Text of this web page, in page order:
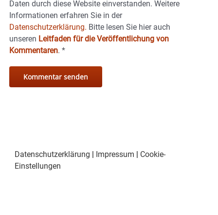
Daten durch diese Website einverstanden. Weitere
Informationen erfahren Sie in der
Datenschutzerklärung. Bitte lesen Sie hier auch
unseren Leitfaden für die Veröffentlichung von
Kommentaren. *
Datenschutzerklärung | Impressum | Cookie-
Einstellungen